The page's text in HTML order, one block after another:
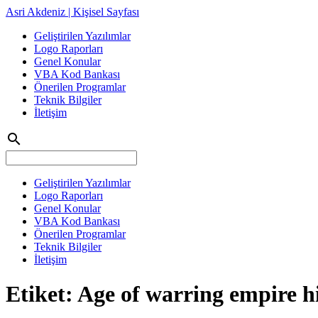
Asri Akdeniz | Kişisel Sayfası
Geliştirilen Yazılımlar
Logo Raporları
Genel Konular
VBA Kod Bankası
Önerilen Programlar
Teknik Bilgiler
İletişim
search
Geliştirilen Yazılımlar
Logo Raporları
Genel Konular
VBA Kod Bankası
Önerilen Programlar
Teknik Bilgiler
İletişim
Etiket: Age of warring empire